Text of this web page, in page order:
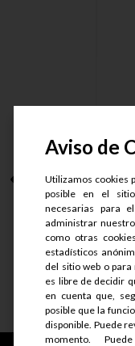
S/.50.9
S/.
Aviso de
Utilizamos cookies
posible en el
necesarias para
administrar
como otras
estadísticos
del sitio web o
es libre de decidir
en cuenta que,
posible que la
disponible. Puede
momento.